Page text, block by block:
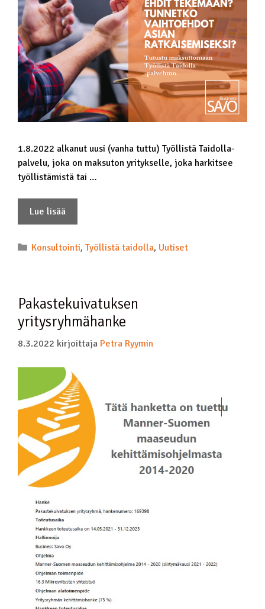
1.8.2022 alkanut uusi (vanha tuttu) Työllistä Taidolla-
palvelu, joka on maksuton yritykselle, joka harkitsee
työllistämistä tai …
Lue lisää
Konsultointi, Työllistä taidolla, Uutiset
Pakastekuivatuksen
yritysryhmähanke
8.3.2022 kirjoittaja Petra Ryymin